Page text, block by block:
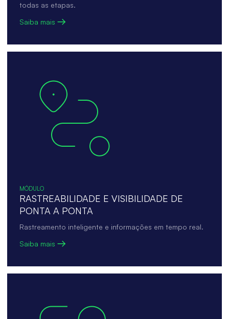
todas as etapas.
Saiba mais
MÓDULO
RASTREABILIDADE E VISIBILIDADE DE
PONTA A PONTA
Rastreamento inteligente e informações em tempo real.
Saiba mais